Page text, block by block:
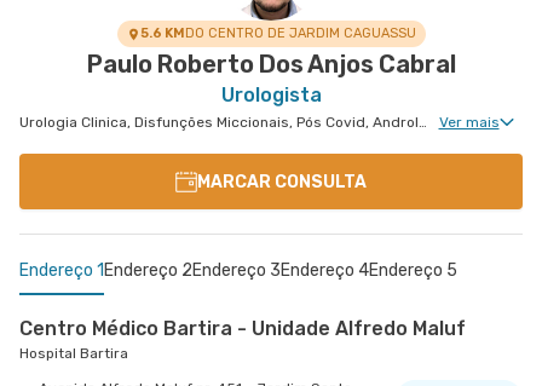
5.6 KMDO CENTRO DE JARDIM CAGUASSU
Paulo Roberto Dos Anjos Cabral
Urologista
Urologia Clinica, Disfunções Miccionais, Pós Covid, Andrologia, Uroginecologia, Infertilidade Masculina, Urologia Oncológica, Cirurgia Robótica Urológica, Cirurgia Robótica Geral, Urologia Pediátrica Ver mais
MARCAR CONSULTA
Endereço 1 Endereço 2Endereço 3Endereço 4Endereço 5
Centro Médico Bartira - Unidade Alfredo Maluf
Hospital Bartira